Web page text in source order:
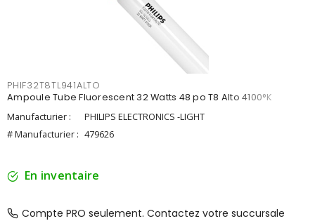
PHIF32T8TL941ALTO
Ampoule Tube Fluorescent 32 Watts 48 po T8 Alto 4100°K
Manufacturier :
PHILIPS ELECTRONICS -LIGHT
# Manufacturier : 479626
En inventaire
Compte PRO seulement. Contactez votre succursale